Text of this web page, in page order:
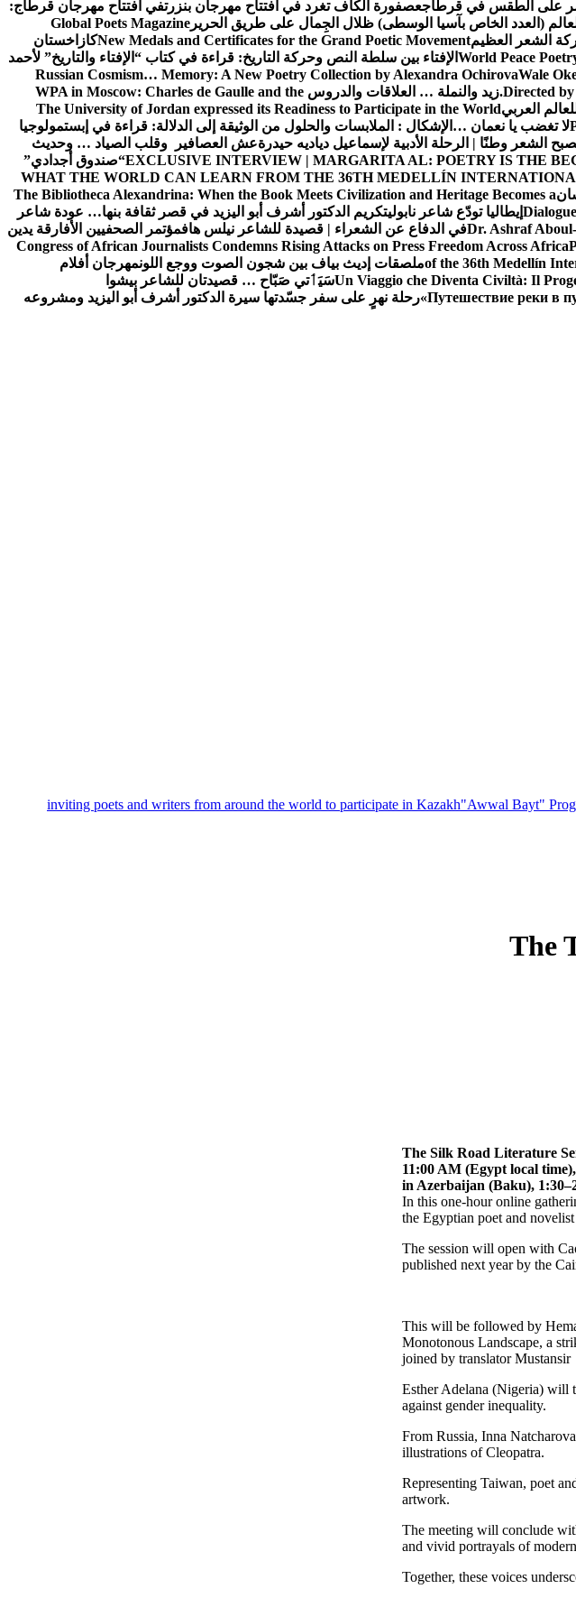
على الطقس في قرطاجعصفورة الكاف تغرد في افتتاح مهرجان بنزرتفي افتتاح مهرجان قرطاج:
(العدد الخاص بآسيا الوسطى) ظلال الجِمال على طريق الحرير Global Poets Magazine
الشعر العظيمNew Medals and Certificates for the Grand Poetic Movementكازاخستان
World Peace الإفتاء بين سلطة النص وحركة التاريخ: قراءة في كتاب “الإفتاء والتاريخ” لأحمد
Russian Cosmism… Memory: A New Poetry Collection by Alexandra OchirovaWale
Directed زيد والنملة … العلاقات والدروس WPA in Moscow: Charles de Gaulle and the
العربيThe University of Jordan expressed its Readiness to Participate in the World
لا تغضب يا نعمان …الإشكال : الملابسات والحلول من الوثيقة إلى الدلالة: قراءة في إبستمولوجيا
الشعر وطنًا | الرحلة الأدبية لإسماعيل دياديه حيدرةعش العصافير وقلب الصياد … وحديث
EXCLUSIVE INTERVIEW | MARGARITA AL: POETRY IS THE“صندوق أجدادي”
WHAT THE WORLD CAN LEARN FROM THE 36TH MEDELLÍN
The Bibliotheca Alexandrina: When the Book Meets Civilization and Heritage Becomes a
إيطاليا تودّع شاعر نابوليتكريم الدكتور أشرف أبو اليزيد في قصر ثقافة بنها… عودة شاعر
Dr. Ashrafفي الدفاع عن الشعراء | قصيدة للشاعر نيلس هافمؤتمر الصحفيين الأفارقة يدين
Congress of African Journalists Condemns Rising Attacks on Press Freedom Across Africa
of the 36th Medellínملصقات إديث بياف بين شجون الصوت ووجع اللونمهرجان أفلام
Un Viaggio che Diventa Civiltà: Ilسَيَٲتي صَبّاح … قصيدتان للشاعر بيشوا
Путешествие реки в رحلة نهرٍ على سفر جسّدتها سيرة الدكتور أشرف أبو اليزيد ومشروعه
"Awwal Bayt"
The
The Silk Road Literature
11:00 AM (Egypt local
in Azerbaijan (Baku),
In this one-hour online
the Egyptian poet and
The session will open with
published next year by the
This will be followed by
Monotonous Landscape, a
joined by translator
Esther Adelana (Nigeria) will
against gender inequality.
From Russia, Inna
illustrations of Cleopatra.
Representing Taiwan, poet
artwork.
The meeting will conclude
and vivid portrayals of
Together, these voices